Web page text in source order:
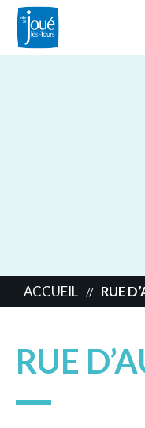
ACCUEIL // RUE
RUE